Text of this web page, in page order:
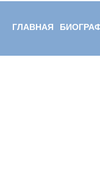
ГЛАВНАЯ